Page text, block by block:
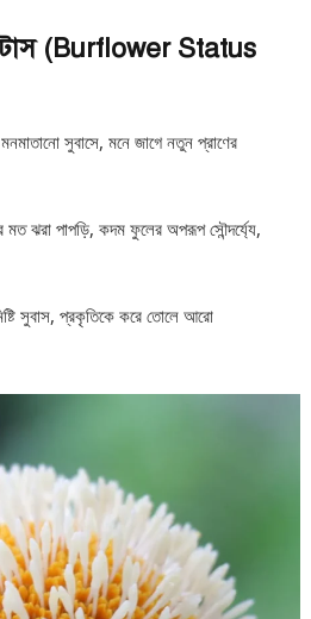
(Burflower Status
সুবাসে, মনে জাগে নতুন প্রাণের
মত ঝরা পাপড়ি, কদম ফুলের অপরূপ সৌন্দর্য্যে,
সুবাস, প্রকৃতিকে করে তোলে আরো